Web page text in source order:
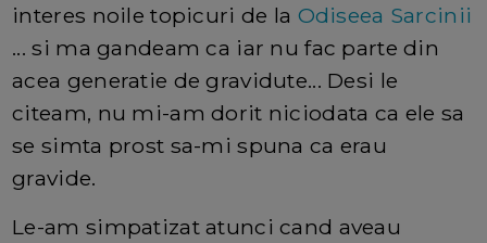
interes noile topicuri de la Odiseea Sarcinii
... si ma gandeam ca iar nu fac parte din
acea generatie de gravidute... Desi le
citeam, nu mi-am dorit niciodata ca ele sa
se simta prost sa-mi spuna ca erau
gravide.
Le-am simpatizat atunci cand aveau